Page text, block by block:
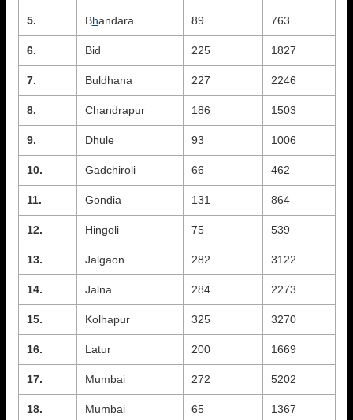
5. Bhandara 89 763
6. Bid 225 1827
7. Buldhana 227 2246
8. Chandrapur 186 1503
9. Dhule 93 1006
10. Gadchiroli 66 462
11. Gondia 131 864
12. Hingoli 75 539
13. Jalgaon 282 3122
14. Jalna 284 2273
15. Kolhapur 325 3270
16. Latur 200 1669
17. Mumbai 272 5202
18. Mumbai 65 1367